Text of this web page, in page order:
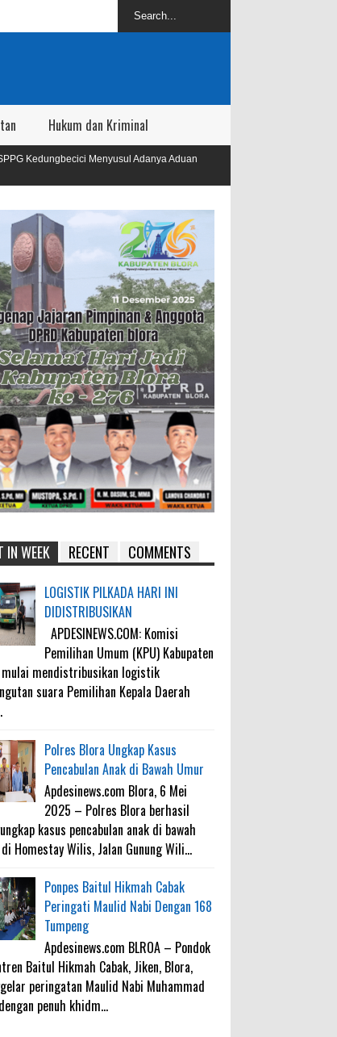
Hukum dan Kriminal
Adanya Aduan
PDBI Blora Gelar Lomba Individual
IN WEEK RECENT COMMENTS
LOGISTIK PILKADA HARI INI
DIDISTRIBUSIKAN
APDESINEWS.COM: Komisi
Pemilihan Umum (KPU) Kabupaten
mendistribusikan logistik
suara Pemilihan Kepala Daerah
Polres Blora Ungkap Kasus
Pencabulan Anak di Bawah Umur
Apdesinews.com Blora, 6 Mei
2025 – Polres Blora berhasil
kasus pencabulan anak di bawah
Homestay Wilis, Jalan Gunung Wili...
Ponpes Baitul Hikmah Cabak
Peringati Maulid Nabi Dengan 168
Tumpeng
Apdesinews.com BLROA – Pondok
Baitul Hikmah Cabak, Jiken, Blora,
peringatan Maulid Nabi Muhammad
penuh khidm...